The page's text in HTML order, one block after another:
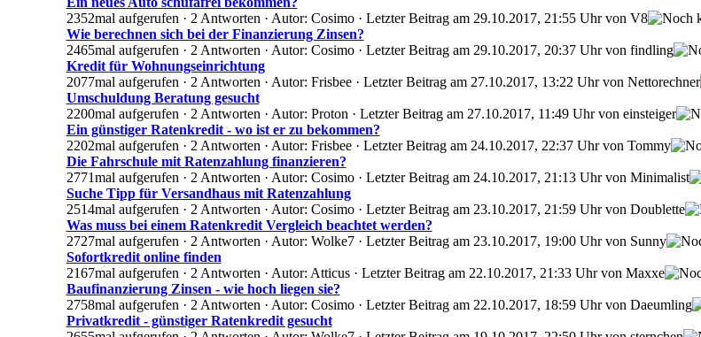
2352mal aufgerufen · 2 Antworten · Autor: Cosimo · Letzter Beitrag am 29.10.2017, 21:55 Uhr von V8
Wie berechnen sich bei der Finanzierung Zinsen?
2465mal aufgerufen · 2 Antworten · Autor: Cosimo · Letzter Beitrag am 29.10.2017, 20:37 Uhr von findling
Kredit für Wohnungseinrichtung
2077mal aufgerufen · 2 Antworten · Autor: Frisbee · Letzter Beitrag am 27.10.2017, 13:22 Uhr von Nettorechner
Umschuldung Beratung gesucht
2200mal aufgerufen · 2 Antworten · Autor: Proton · Letzter Beitrag am 27.10.2017, 11:49 Uhr von einsteiger
Ein günstiger Ratenkredit - wo ist er zu bekommen?
2202mal aufgerufen · 2 Antworten · Autor: Frisbee · Letzter Beitrag am 24.10.2017, 22:37 Uhr von Tommy
Die Fahrschule mit Ratenzahlung finanzieren?
2771mal aufgerufen · 2 Antworten · Autor: Cosimo · Letzter Beitrag am 24.10.2017, 21:13 Uhr von Minimalist
Suche Tipp für Versandhaus mit Ratenzahlung
2514mal aufgerufen · 2 Antworten · Autor: Cosimo · Letzter Beitrag am 23.10.2017, 21:59 Uhr von Doublette
Was muss bei einem Ratenkredit Vergleich beachtet werden?
2727mal aufgerufen · 2 Antworten · Autor: Wolke7 · Letzter Beitrag am 23.10.2017, 19:00 Uhr von Sunny
Sofortkredit online finden
2167mal aufgerufen · 2 Antworten · Autor: Atticus · Letzter Beitrag am 22.10.2017, 21:33 Uhr von Maxxe
Baufinanzierung Zinsen - wie hoch liegen sie?
2758mal aufgerufen · 2 Antworten · Autor: Cosimo · Letzter Beitrag am 22.10.2017, 18:59 Uhr von Daeumling
Privatkredit - günstiger Ratenkredit gesucht